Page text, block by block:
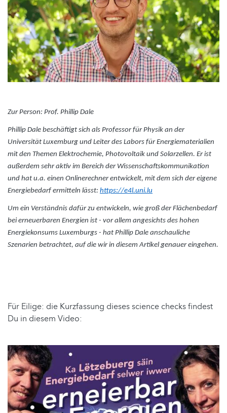
Zur Person: Prof. Phillip Dale
Phillip Dale beschäftigt sich als Professor für Physik an der
Universität Luxemburg und Leiter des Labors für Energiematerialien
mit den Themen Elektrochemie, Photovoltaik und Solarzellen. Er ist
außerdem sehr aktiv im Bereich der Wissenschaftskommunikation
und hat u.a. einen Onlinerechner entwickelt, mit dem sich der eigene
Energiebedarf ermitteln lässt: https://e4l.uni.lu
Um ein Verständnis dafür zu entwickeln, wie groß der Flächenbedarf
bei erneuerbaren Energien ist - vor allem angesichts des hohen
Energiekonsums Luxemburgs - hat Phillip Dale anschauliche
Szenarien betrachtet, auf die wir in diesem Artikel genauer eingehen.
Für Eilige: die Kurzfassung dieses science checks findest
Du in diesem Video: